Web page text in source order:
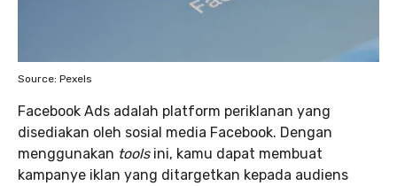
Source: Pexels
Facebook Ads adalah platform periklanan yang
disediakan oleh sosial media Facebook. Dengan
menggunakan toolsini, kamu dapat membuat
kampanye iklan yang ditargetkan kepada audiens